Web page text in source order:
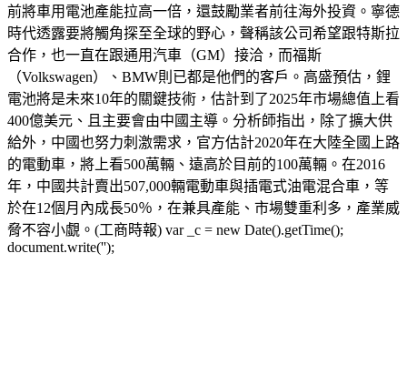
前將車用電池產能拉高一倍，還鼓勵業者前往海外投資。寧德
時代透露要將觸角探至全球的野心，聲稱該公司希望跟特斯拉
合作，也一直在跟通用汽車（GM）接洽，而福斯
（Volkswagen）、BMW則已都是他們的客戶。高盛預估，鋰
電池將是未來10年的關鍵技術，估計到了2025年市場總值上看
400億美元、且主要會由中國主導。分析師指出，除了擴大供
給外，中國也努力刺激需求，官方估計2020年在大陸全國上路
的電動車，將上看500萬輛、遠高於目前的100萬輛。在2016
年，中國共計賣出507,000輛電動車與插電式油電混合車，等
於在12個月內成長50％，在兼具產能、市場雙重利多，產業威
脅不容小覷。(工商時報) var _c = new Date().getTime();
document.write('');